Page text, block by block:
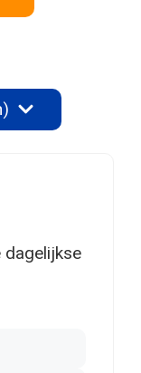
dagelijkse